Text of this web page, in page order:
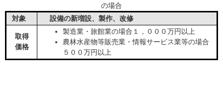
の場合
対象
設備の新増設、製作、改修
取得
価格
製造業・旅館業の場合１，０００万円以上
農林水産物等販売業・情報サービス業等の場合
５００万円以上